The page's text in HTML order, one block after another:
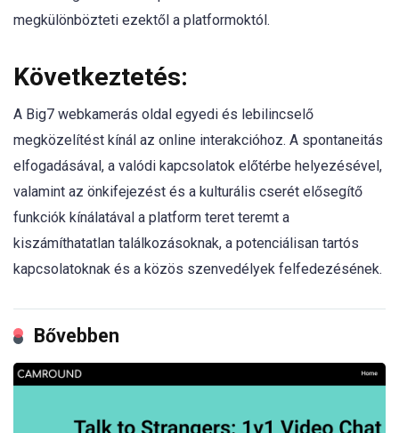
megkülönbözteti ezektől a platformoktól.
Következtetés:
A Big7 webkamerás oldal egyedi és lebilincselő
megközelítést kínál az online interakcióhoz. A spontaneitás
elfogadásával, a valódi kapcsolatok előtérbe helyezésével,
valamint az önkifejezést és a kulturális cserét elősegítő
funkciók kínálatával a platform teret teremt a
kiszámíthatatlan találkozásoknak, a potenciálisan tartós
kapcsolatoknak és a közös szenvedélyek felfedezésének.
Bővebben